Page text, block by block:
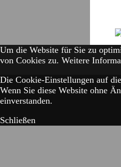
Um die Website für Sie zu
von Cookies zu. Weitere
Die Cookie-Einstellungen auf
Wenn Sie diese Website ohne
einverstanden.
Schließen